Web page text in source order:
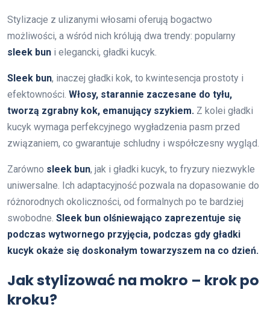
Stylizacje z ulizanymi włosami oferują bogactwo
możliwości, a wśród nich królują dwa trendy: popularny
sleek bun i elegancki, gładki kucyk.
Sleek bun, inaczej gładki kok, to kwintesencja prostoty i
efektowności. Włosy, starannie zaczesane do tyłu,
tworzą zgrabny kok, emanujący szykiem. Z kolei gładki
kucyk wymaga perfekcyjnego wygładzenia pasm przed
związaniem, co gwarantuje schludny i współczesny wygląd.
Zarówno sleek bun, jak i gładki kucyk, to fryzury niezwykle
uniwersalne. Ich adaptacyjność pozwala na dopasowanie do
różnorodnych okoliczności, od formalnych po te bardziej
swobodne. Sleek bun olśniewająco zaprezentuje się
podczas wytwornego przyjęcia, podczas gdy gładki
kucyk okaże się doskonałym towarzyszem na co dzień.
Jak stylizować na mokro – krok po
kroku?